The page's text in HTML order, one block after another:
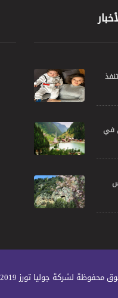
في
لشركة جوليا تورز 2019 .برمجة و تصميم شركة